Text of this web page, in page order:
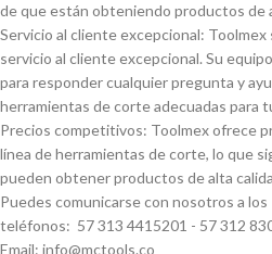
de que están obteniendo productos de
Servicio al cliente excepcional:
servicio al cliente excepcional. Su
para responder cualquier pregunta y
herramientas de corte adecuadas para
Precios competitivos: Toolmex ofrece
lí­nea de herramientas de corte, lo que
pueden obtener productos de alta
Puedes comunicarse con nosotros a los
teléfonos: 57 313 4415201 - 57 312
Email: info@mctools.co